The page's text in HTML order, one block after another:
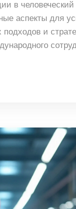
в
аспекты для
и